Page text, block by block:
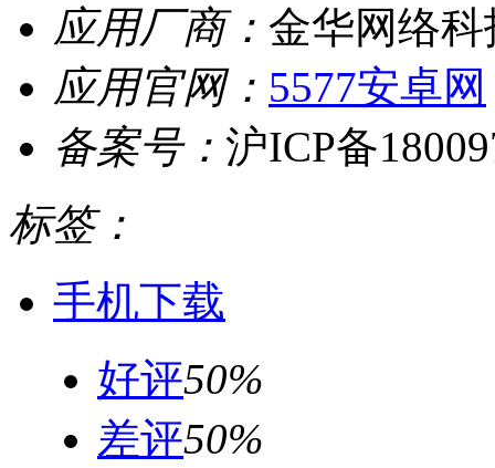
应用厂商： 金华网络
应用官网： 5577安卓网
备案号： 沪ICP备
标签：
手机下载
好评50%
差评50%